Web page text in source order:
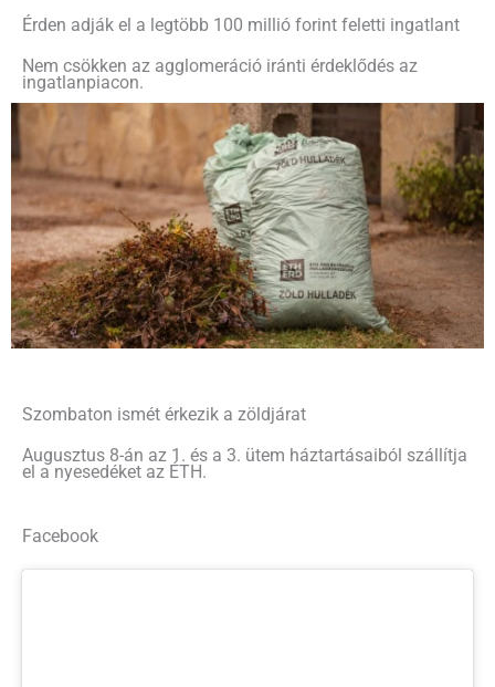
Érden adják el a legtöbb 100 millió forint feletti ingatlant
Nem csökken az agglomeráció iránti érdeklődés az
ingatlanpiacon.
Szombaton ismét érkezik a zöldjárat
Augusztus 8-án az 1. és a 3. ütem háztartásaiból szállítja
el a nyesedéket az ÉTH.
Facebook